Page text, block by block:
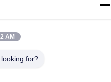
sucção fechado Fornecedor.
AM
for?